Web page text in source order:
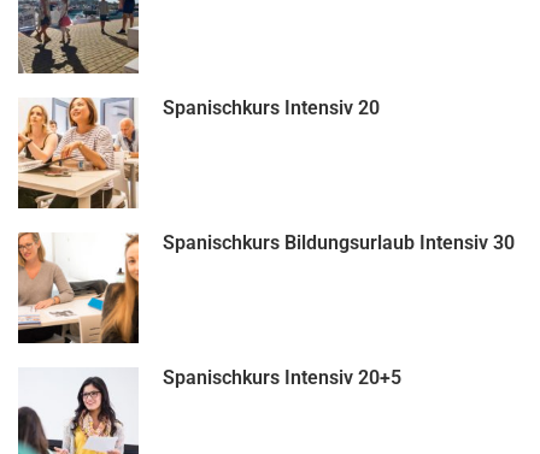
Spanischkurs Intensiv 20
Spanischkurs Bildungsurlaub Intensiv 30
Spanischkurs Intensiv 20+5